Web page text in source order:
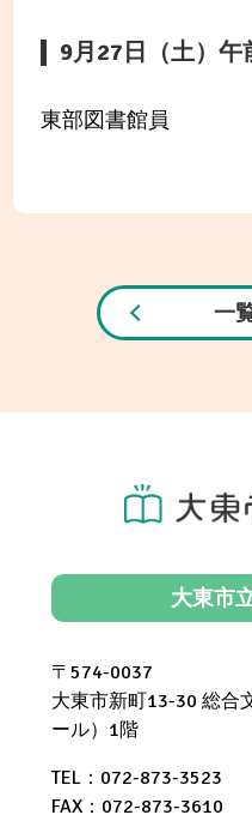
9月27日（土）午
東部図書館員
一
大東市
〒574-0037
大東市新町13-30 総合
ール）1階
TEL：072-873-3523
FAX：072-873-3610